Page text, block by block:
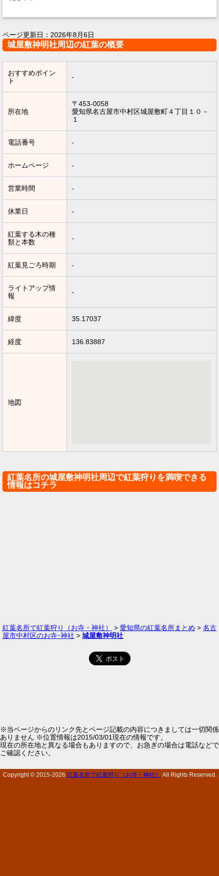
ページ更新日： 2026年8月6日
城屋敷神明社周辺の紅葉の概要
おすすめポイン
ト
-
所在地
〒453-0058
愛知県名古屋市中村区城屋敷町４丁目１０－
１
電話番号 -
ホームページ -
営業時間 -
休業日 -
紅葉する木の種
類と本数
-
紅葉見ごろ時期 -
ライトアップ情
報
-
緯度 35.17037
経度 136.83887
地図
紅葉名所の城屋敷神明社周辺で紅葉狩りを満喫できる
情報はコチラ
紅葉名所で紅葉狩り（お寺・神社） > 愛知県の紅葉名所まとめ > 名古
屋市中村区のお寺･神社 > 城屋敷神明社
※当ページからのリンク先とページ記載の内容につきましては一切関係
ありません ※位置情報は2015/03/01現在の情報です。
現在の所在地と異なる場合もありますので、お急ぎの場合は電話などで
ご確認ください。
Copyright © 2015-2026 紅葉名所で紅葉狩り（お寺・神社） All Rights Reserved.